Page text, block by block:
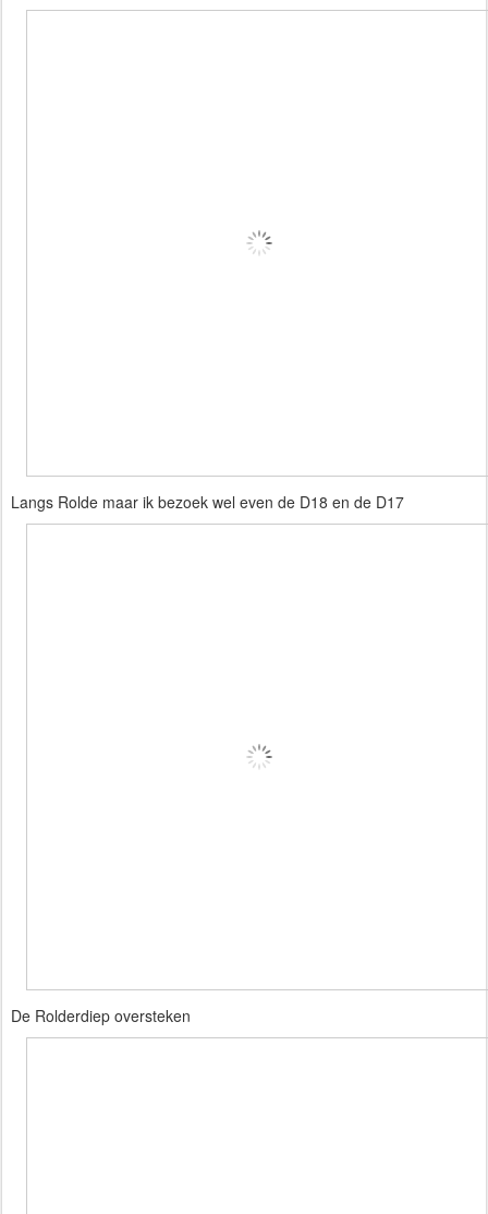
Langs Rolde maar ik bezoek wel even de D18 en de D17
De Rolderdiep oversteken